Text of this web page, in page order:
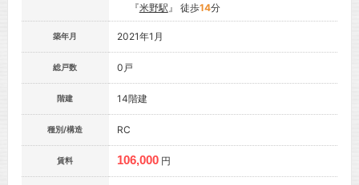
『米野駅』 徒歩14分
築年月 2021年1月
総戸数 0戸
階建 14階建
種別/構造 RC
賃料 106,000 円